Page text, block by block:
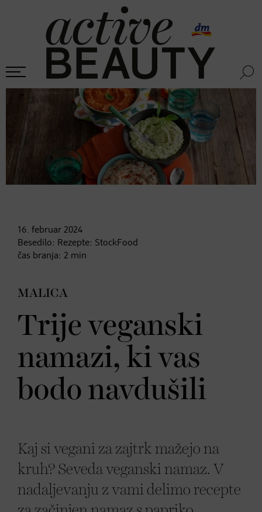
16. februar 2024
Besedilo: Rezepte: StockFood
čas branja: 2 min
MALICA
Trije veganski
namazi, ki vas
bodo navdušili
Kaj si vegani za zajtrk mažejo na
kruh? Seveda veganski namaz. V
nadaljevanju z vami delimo recepte